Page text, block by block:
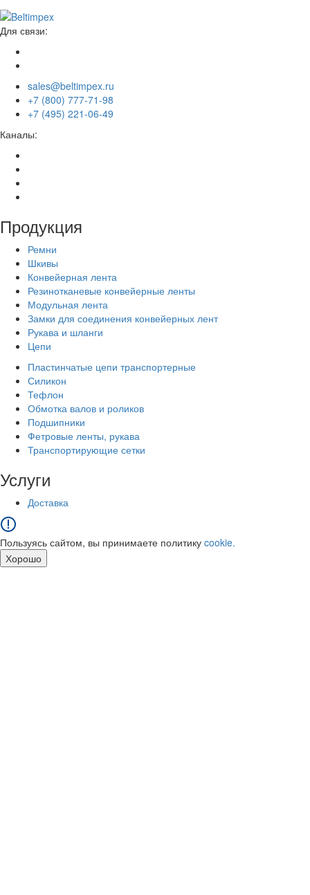
Для связи:
sales@beltimpex.ru
+7 (800) 777-71-98
+7 (495) 221-06-49
Каналы:
Продукция
Ремни
Шкивы
Конвейерная лента
Резинотканевые конвейерные ленты
Модульная лента
Замки для соединения конвейерных лент
Рукава и шланги
Цепи
Пластинчатые цепи транспортерные
Силикон
Тефлон
Обмотка валов и роликов
Подшипники
Фетровые ленты, рукава
Транспортирующие сетки
Услуги
Доставка
Пользуясь сайтом, вы принимаете политику cookie.
Хорошо